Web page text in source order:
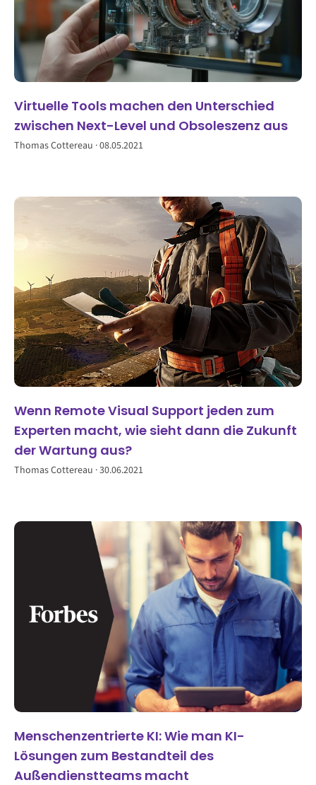
Virtuelle Tools machen den Unterschied
zwischen Next-Level und Obsoleszenz aus
Thomas Cottereau 08.05.2021
Wenn Remote Visual Support jeden zum
Experten macht, wie sieht dann die Zukunft
der Wartung aus?
Thomas Cottereau 30.06.2021
Menschenzentrierte KI: Wie man KI-
Lösungen zum Bestandteil des
Außendienstteams macht